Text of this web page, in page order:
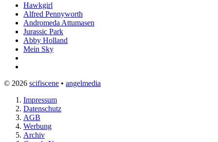
Hawkgirl
Alfred Pennyworth
Andromeda Attumasen
Jurassic Park
Abby Holland
Mein Sky
© 2026 scifiscene • angelmedia
Impressum
Datenschutz
AGB
Werbung
Archiv